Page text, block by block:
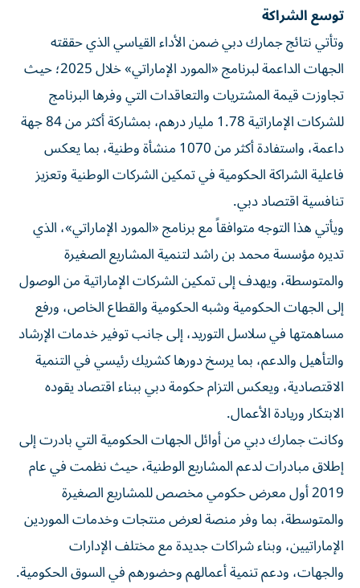
توسع الشراكة
وتأتي نتائج جمارك دبي ضمن الأداء القياسي الذي حققته
الجهات الداعمة لبرنامج «المورد الإماراتي» خلال 2025؛ حيث
تجاوزت قيمة المشتريات والتعاقدات التي وفرها البرنامج
للشركات الإماراتية 1.78 مليار درهم، بمشاركة أكثر من 84 جهة
داعمة، واستفادة أكثر من 1070 منشأة وطنية، بما يعكس
فاعلية الشراكة الحكومية في تمكين الشركات الوطنية وتعزيز
تنافسية اقتصاد دبي.
ويأتي هذا التوجه متوافقاً مع برنامج «المورد الإماراتي»، الذي
تديره مؤسسة محمد بن راشد لتنمية المشاريع الصغيرة
والمتوسطة، ويهدف إلى تمكين الشركات الإماراتية من الوصول
إلى الجهات الحكومية وشبه الحكومية والقطاع الخاص، ورفع
مساهمتها في سلاسل التوريد، إلى جانب توفير خدمات الإرشاد
والتأهيل والدعم، بما يرسخ دورها كشريك رئيسي في التنمية
الاقتصادية، ويعكس التزام حكومة دبي ببناء اقتصاد يقوده
الابتكار وريادة الأعمال.
وكانت جمارك دبي من أوائل الجهات الحكومية التي بادرت إلى
إطلاق مبادرات لدعم المشاريع الوطنية، حيث نظمت في عام
2019 أول معرض حكومي مخصص للمشاريع الصغيرة
والمتوسطة، بما وفر منصة لعرض منتجات وخدمات الموردين
الإماراتيين، وبناء شراكات جديدة مع مختلف الإدارات
والجهات، ودعم تنمية أعمالهم وحضورهم في السوق الحكومية.